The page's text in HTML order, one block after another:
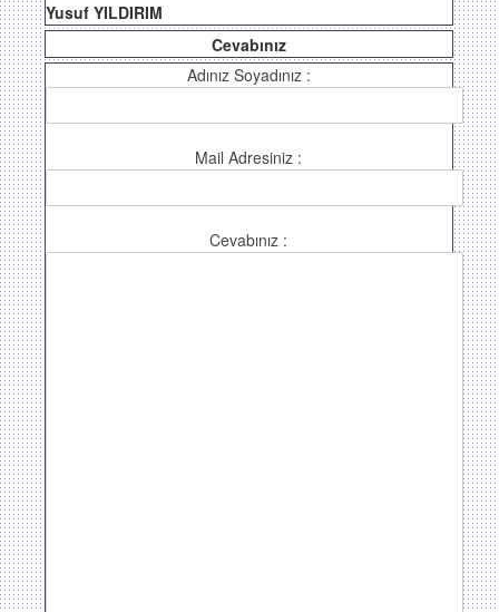
Yusuf YILDIRIM
Cevabınız
Adınız Soyadınız :
Mail Adresiniz :
Cevabınız :